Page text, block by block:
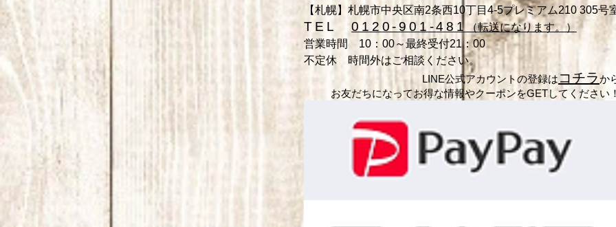
【札幌】札幌市中央区南2条西10丁目4-5プレミアム210 305号
TEL012 0-901-481
（転送になります。）
営業時間 10：00～最終受付21：00
不定休 時間外はご相談ください。
LINE公式アカウントの登録はコチラか
お友だちになってお得な情報やクーポンをGETしてください